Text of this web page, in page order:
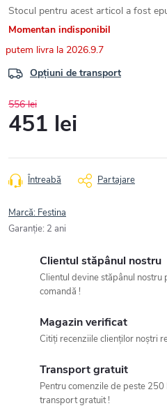
Stocul pentru acest articol a fost
Momentan indisponibil
2026.9.7
Opțiuni de transport
556 lei
451 lei
preţ:
Întreabă Partajare
Marcă: Festina
Garanţie: 2 ani
Clientul stăpânul nostru
Clientul devine stăpânul nostru
comandă !
Magazin verificat
Citiți recenziile clienților noștri
Transport gratuit
Pentru comenzile de peste
transport gratuit !